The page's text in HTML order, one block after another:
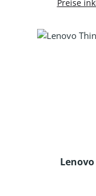
Preise